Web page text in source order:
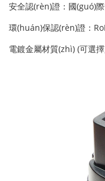
安全認(rèn)證：國(guó)
環(huán)保認(rèn)證：
電鍍金屬材質(zhì) (可選